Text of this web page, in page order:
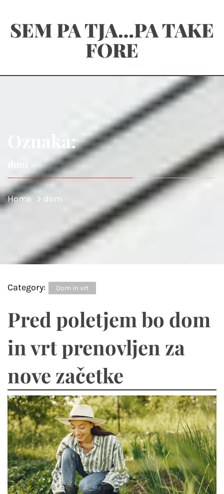
content
SEM PA TJA…PA TAKE
FORE
Oznaka:
Home dom
Category: Dom in vrt
Pred poletjem bo dom
in vrt prenovljen za
nove začetke